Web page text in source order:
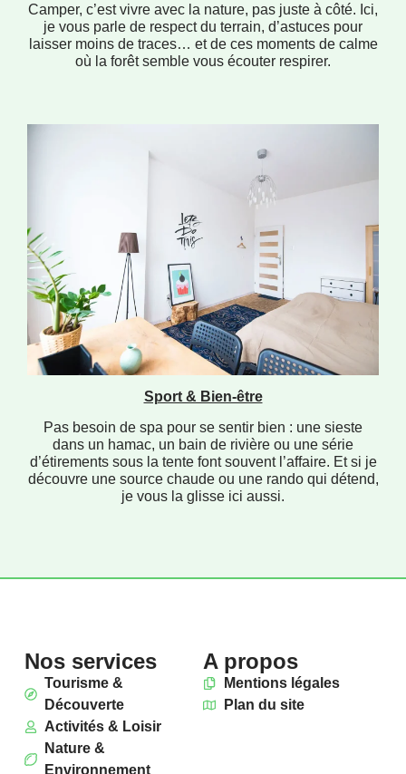
Camper, c’est vivre avec la nature, pas juste à côté. Ici,
je vous parle de respect du terrain, d’astuces pour
laisser moins de traces… et de ces moments de calme
où la forêt semble vous écouter respirer.
Sport & Bien-être
Pas besoin de spa pour se sentir bien : une sieste
dans un hamac, un bain de rivière ou une série
d’étirements sous la tente font souvent l’affaire. Et si je
découvre une source chaude ou une rando qui détend,
je vous la glisse ici aussi.
Nos services
Tourisme &
Découverte
Activités & Loisir
Nature &
Environnement
A propos
Mentions légales
Plan du site